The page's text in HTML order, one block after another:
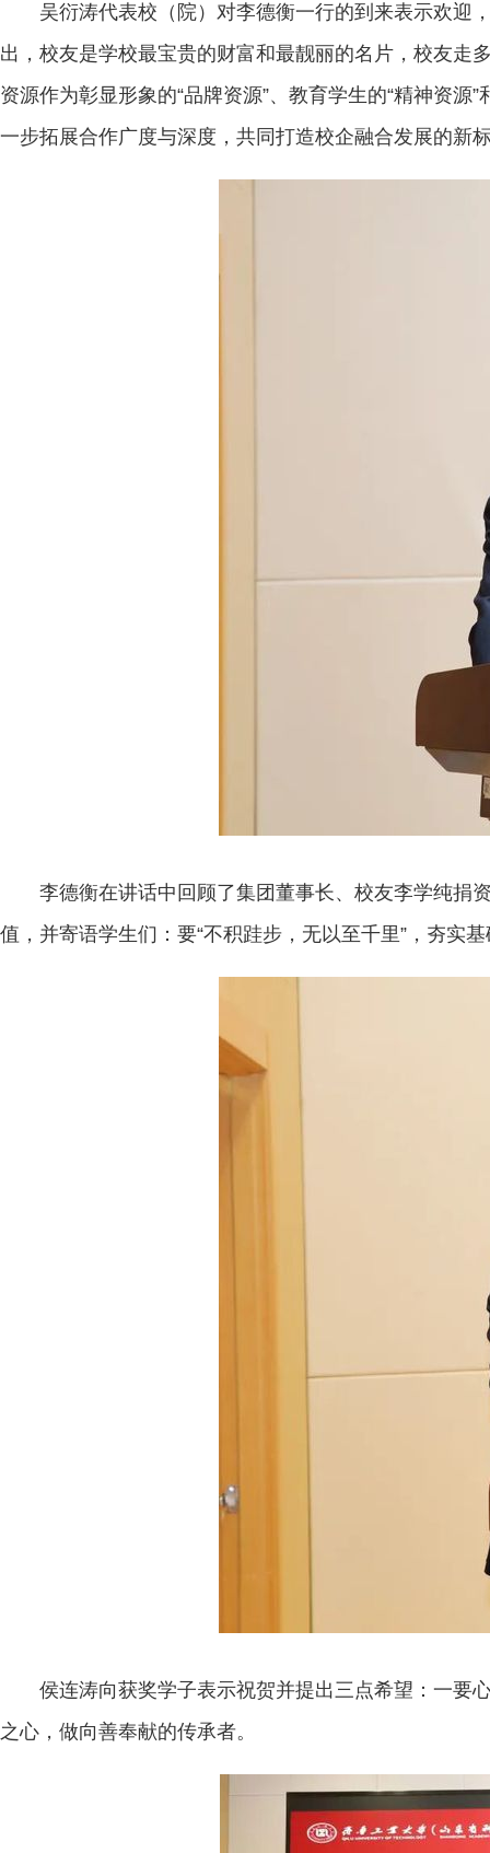
吴衍涛代表校（院）对李德衡一行的到来表示欢迎
出，校友是学校最宝贵的财富和最靓丽的名片，校友走
资源作为彰显形象的“品牌资源”、教育学生的“精神资
一步拓展合作广度与深度，共同打造校企融合发展的新
李德衡在讲话中回顾了集团董事长、校友李学纯捐
值，并寄语学生们：要“不积跬步，无以至千里”，夯实
侯连涛向获奖学子表示祝贺并提出三点希望：一要
之心，做向善奉献的传承者。